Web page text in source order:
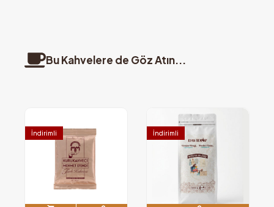
Bu Kahvelere de Göz Atın...
İndirimli İndirimli